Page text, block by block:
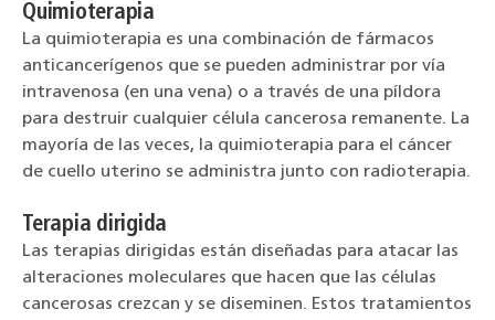
Quimioterapia
La quimioterapia es una combinación de fármacos
anticancerígenos que se pueden administrar por vía
intravenosa (en una vena) o a través de una píldora
para destruir cualquier célula cancerosa remanente. La
mayoría de las veces, la quimioterapia para el cáncer
de cuello uterino se administra junto con radioterapia.
Terapia dirigida
Las terapias dirigidas están diseñadas para atacar las
alteraciones moleculares que hacen que las células
cancerosas crezcan y se diseminen. Estos tratamientos